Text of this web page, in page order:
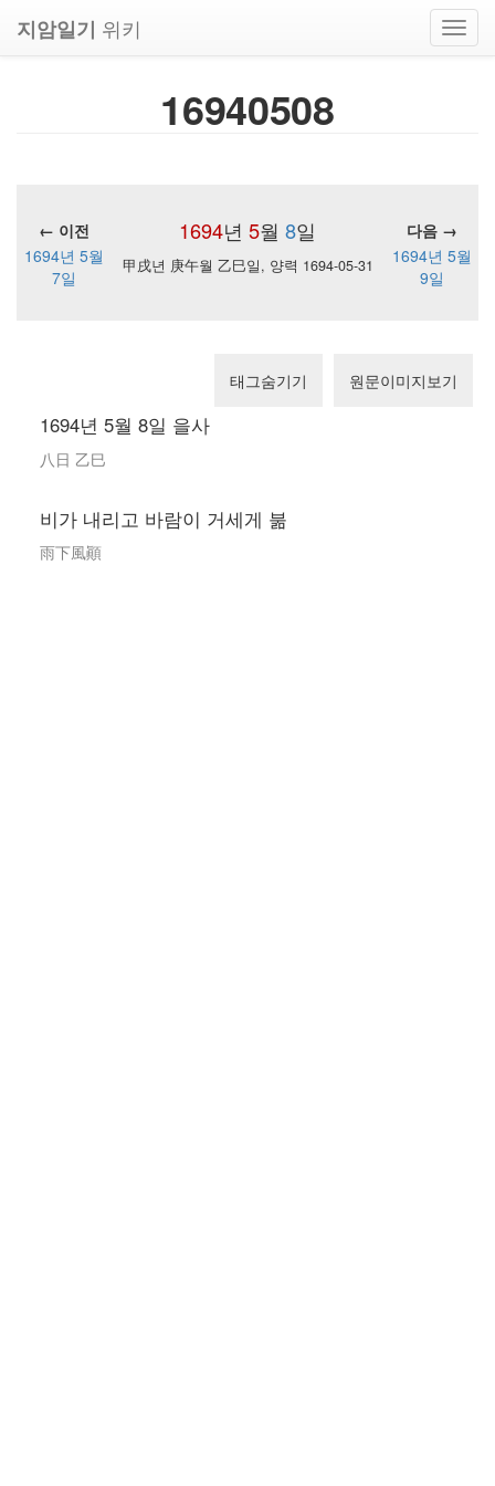
지암일기 위키
16940508
1694년 5월 8일
← 이전
다음 →
1694년 5월
7일
甲戌년 庚午월 乙巳일, 양력 1694-05-31
1694년 5월
9일
태그숨기기 원문이미지보기
1694년 5월 8일 을사
八日 乙巳
비가 내리고 바람이 거세게 붊
雨下風顚